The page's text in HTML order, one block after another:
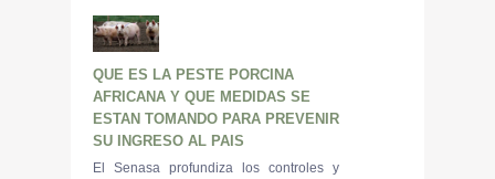
QUE ES LA PESTE PORCINA
AFRICANA Y QUE MEDIDAS SE
ESTAN TOMANDO PARA PREVENIR
SU INGRESO AL PAIS
El Senasa profundiza los controles y